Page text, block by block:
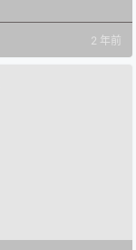
2 年前